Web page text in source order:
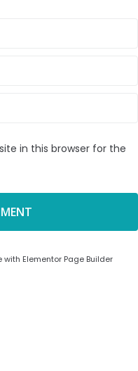
in this browser for the
Elementor Page Builder